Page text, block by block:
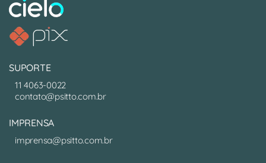
SUPORTE
11 4063-0022
contato@psitto.com.br
IMPRENSA
imprensa@psitto.com.br